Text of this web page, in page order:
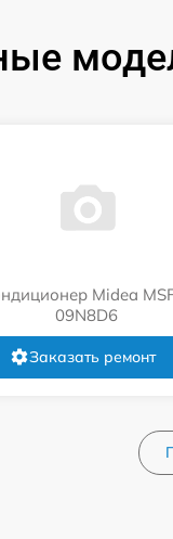
Midea
09N8D6
Заказать ремонт